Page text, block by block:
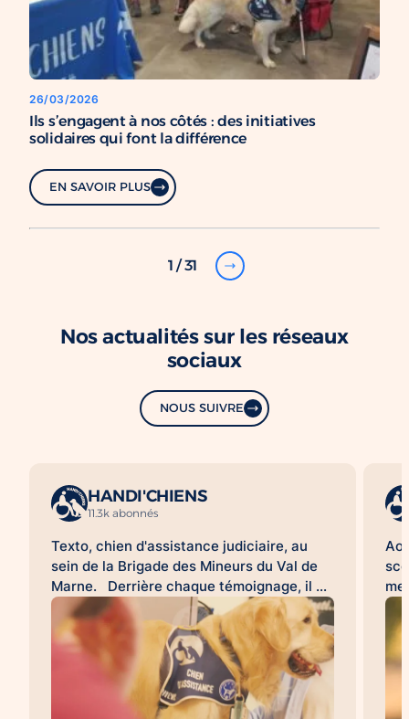
26/03/2026
Ils s’engagent à nos côtés : des initiatives
solidaires qui font la différence
EN SAVOIR PLUS
1 / 31
Nos actualités sur les réseaux
sociaux
NOUS SUIVRE
HANDI'CHIENS
11.3k abonnés
Texto, chien d'assistance judiciaire, au
sein de la Brigade des Mineurs du Val de
Marne. Derrière chaque témoignage, il y
a une histoire difficile à raconter. Pour de
nombreuses victimes, franchir la porte
d'un commissariat ou d'un tribunal, revivre
les faits lors d'une audition ou d'une
expertise peut être une épreuve. À leurs
côtés, les chiens d'assistance judiciaire